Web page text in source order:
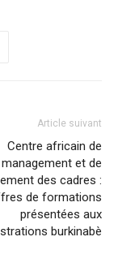
Article suivant
Centre africain de
management et de
des cadres :
de formations
présentées aux
burkinabè